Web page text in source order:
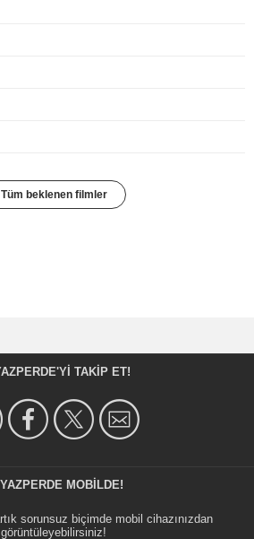
Tüm beklenen filmler
TAKIP ET!
MOBILDE!
sorunsuz biçimde mobil cihazınızdan
görüntüleyebilirsiniz!